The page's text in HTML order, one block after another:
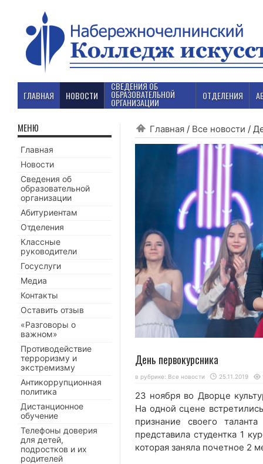
ГЛАВНАЯ НОВОСТИ
СВЕДЕНИЯ ОБ
ОБРАЗОВАТЕЛЬНОЙ
ОРГАНИЗАЦИИ
ОТДЕЛЕНИЯ
Главная / Все новости /
День первокурсника
в рубрике: Все новости 25.11.2019
23 ноября во Дворце
На одной сцене
признание своего
представила студентка 1
которая заняла почетное 2
МЕНЮ
Главная
Новости
Сведения об
образовательной
организации
Абитуриентам
Отделения
Классные
руководители
Госуслуги
Медиа
Контакты
Оставить отзыв
«Разговоры о
важном»
Противодействие
терроризму и
экстремизму
Антикоррупционная
политика
Дистанционное
обучение
Телефоны доверия
для детей,
подростков и их
родителей